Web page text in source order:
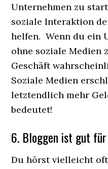
Unternehmen zu
soziale Interaktion
helfen. Wenn du ein
ohne soziale Medien
Geschäft
Soziale Medien
letztendlich mehr
bedeutet!
6. Bloggen ist gut für
Du hörst vielleicht